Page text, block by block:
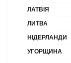
ЛАТВІЯ
ЛИТВА
НІДЕРЛАНДИ
УГОРЩИНА